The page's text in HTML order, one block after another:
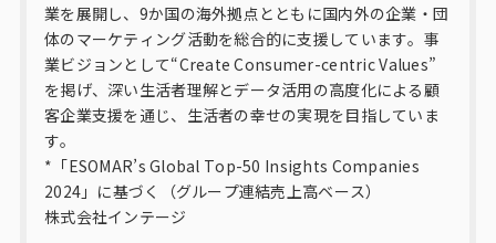
業を展開し、9か国の海外拠点とともに国内外の企業・団
体のマーケティング活動を総合的に支援しています。事
業ビジョンとして“Create Consumer-centric Values”
を掲げ、深い生活者理解とデータ活用の高度化による顧
客企業支援を通じ、生活者の幸せの実現を目指していま
す。
*「ESOMAR’s Global Top-50 Insights Companies
2024」に基づく（グループ連結売上高ベース）
株式会社インテージ